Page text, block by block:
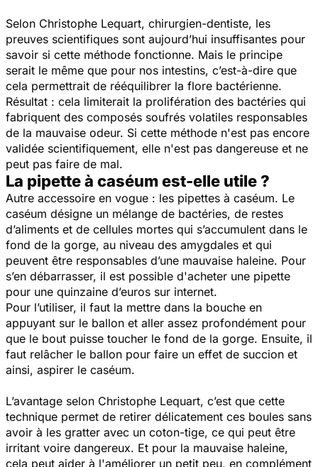
Selon Christophe Lequart, chirurgien-dentiste, les
preuves scientifiques sont aujourd’hui insuffisantes pour
savoir si cette méthode fonctionne. Mais le principe
serait le même que pour nos intestins, c’est-à-dire que
cela permettrait de rééquilibrer la flore bactérienne.
Résultat : cela limiterait la prolifération des bactéries qui
fabriquent des composés soufrés volatiles responsables
de la mauvaise odeur. Si cette méthode n'est pas encore
validée scientifiquement, elle n'est pas dangereuse et ne
peut pas faire de mal.
La pipette à caséum est-elle utile ?
Autre accessoire en vogue : les pipettes à caséum. Le
caséum désigne un mélange de bactéries, de restes
d’aliments et de cellules mortes qui s’accumulent dans le
fond de la gorge, au niveau des amygdales et qui
peuvent être responsables d’une mauvaise haleine. Pour
s’en débarrasser, il est possible d'acheter une pipette
pour une quinzaine d’euros sur internet.
Pour l’utiliser, il faut la mettre dans la bouche en
appuyant sur le ballon et aller assez profondément pour
que le bout puisse toucher le fond de la gorge. Ensuite, il
faut relâcher le ballon pour faire un effet de succion et
ainsi, aspirer le caséum.
L’avantage selon Christophe Lequart, c’est que cette
technique permet de retirer délicatement ces boules sans
avoir à les gratter avec un coton-tige, ce qui peut être
irritant voire dangereux. Et pour la mauvaise haleine,
cela peut aider à l'améliorer un petit peu, en complément